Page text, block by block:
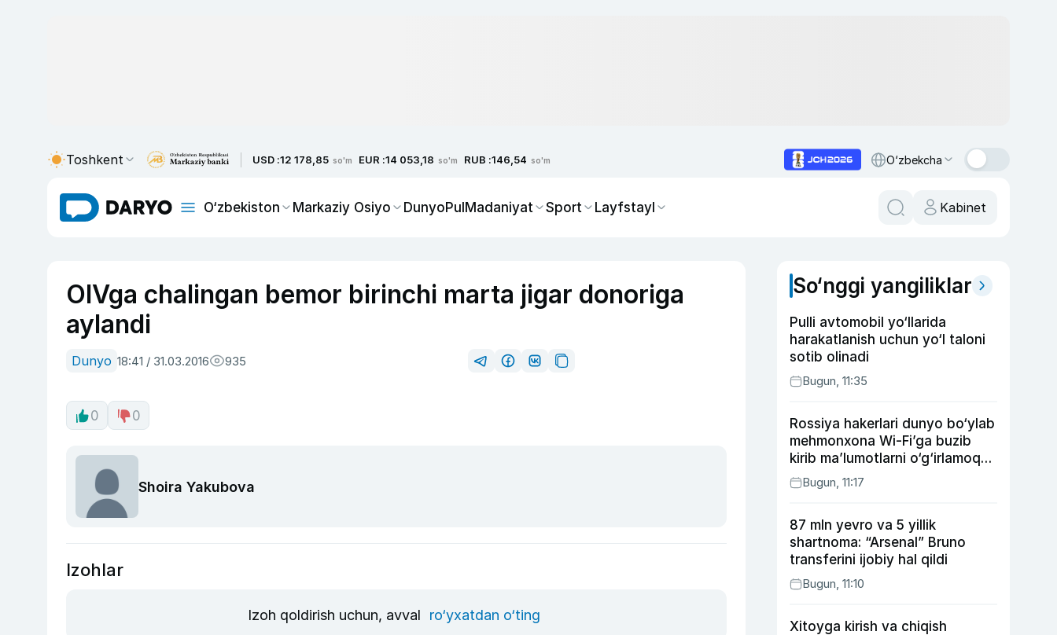
Toshkent USD :12 178,85 so'm EUR :14 053,18 so'm RUB :146,54 so'm O‘zbekcha
O‘zbekiston Markaziy Osiyo DunyoPulMadaniyat Sport Layfstayl Kabinet
OIVga chalingan bemor birinchi marta jigar donoriga
aylandi
Dunyo 18:41 / 31.03.2016 935
0 0
Shoira Yakubova
Izohlar
Izoh qoldirish uchun, avval ro‘yxatdan o‘ting
So‘nggi yangiliklar
Pulli avtomobil yo‘llarida
harakatlanish uchun yo‘l taloni
sotib olinadi
Bugun, 11:35
Rossiya hakerlari dunyo bo‘ylab
mehmonxona Wi-Fi’ga buzib
kirib ma’lumotlarni o‘g‘irlamoqda
— Microsoft
Bugun, 11:17
87 mln yevro va 5 yillik
shartnoma: “Arsenal” Bruno
transferini ijobiy hal qildi
Bugun, 11:10
Xitoyga kirish va chiqish